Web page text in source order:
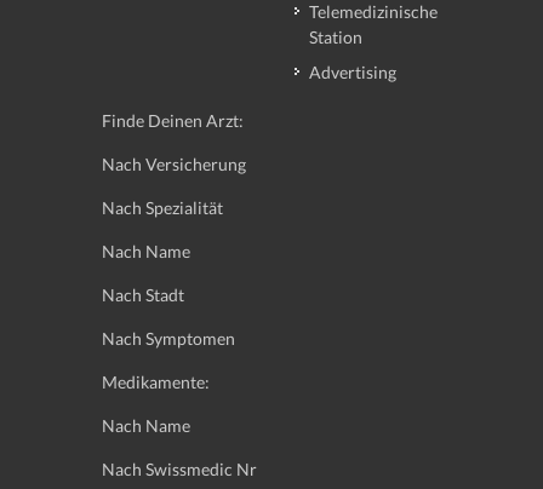
Telemedizinische
Station
Advertising
Finde Deinen Arzt:
Nach Versicherung
Nach Spezialität
Nach Name
Nach Stadt
Nach Symptomen
Medikamente:
Nach Name
Nach Swissmedic Nr